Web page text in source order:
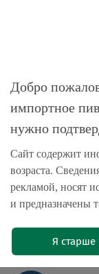
Магазин-
Главная Пиво
Пиво
Ayinger
стекло
(0)
Добро
импортное
нужно
Сайт содержит
возраста.
рекламой, носят
и предназначены
Я старше